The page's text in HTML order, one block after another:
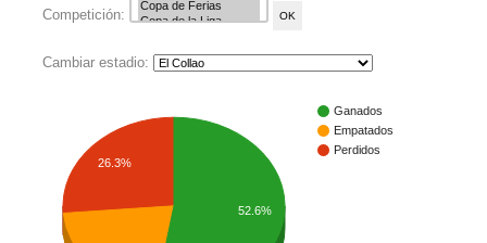
Competición:
Cambiar estadio:
Ganados
Empatados
Perdidos
26.3%
52.6%